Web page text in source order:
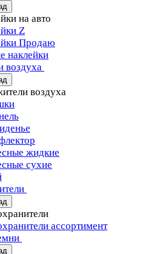
на авто
Z
Продаю
наклейки
воздуха
воздуха
жидкие
сухие
ассортимент